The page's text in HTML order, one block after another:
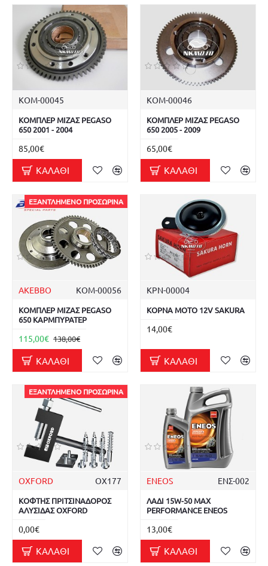
ΚΟΜ-00045
ΚΟΜΠΛΕΡ ΜΙΖΑΣ PEGASO
650 2001 - 2004
85,00€
ΚΑΛΆΘΙ
ΚΟΜ-00046
ΚΟΜΠΛΕΡ ΜΙΖΑΣ PEGASO
650 2005 - 2009
65,00€
ΚΑΛΆΘΙ
ΕΞΑΝΤΛΗΜΈΝΟ ΠΡΟΣΩΡΙΝΆ
AKEBBO ΚΟΜ-00056
ΚΟΜΠΛΕΡ ΜΙΖΑΣ PEGASO
650 ΚΑΡΜΠΥΡΑΤΕΡ
115,00€ 138,00€
ΚΑΛΆΘΙ
ΚΡΝ-00004
ΚΟΡΝΑ ΜΟΤΟ 12V SAKURA
14,00€
ΚΑΛΆΘΙ
ΕΞΑΝΤΛΗΜΈΝΟ ΠΡΟΣΩΡΙΝΆ
OXFORD OX177
ΚΟΦΤΗΣ ΠΡΙΤΣΙΝΑΔΟΡΟΣ
ΑΛΥΣΙΔΑΣ OXFORD
0,00€
ΚΑΛΆΘΙ
ENEOS ΕΝΣ-002
ΛΑΔΙ 15W-50 MAX
PERFORMANCE ENEOS
13,00€
ΚΑΛΆΘΙ